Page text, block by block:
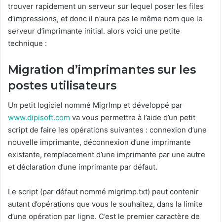
trouver rapidement un serveur sur lequel poser les files
d’impressions, et donc il n’aura pas le même nom que le
serveur d’imprimante initial. alors voici une petite
technique :
Migration d’imprimantes sur les
postes utilisateurs
Un petit logiciel nommé MigrImp et développé par
www.dipisoft.com va vous permettre à l’aide d’un petit
script de faire les opérations suivantes : connexion d’une
nouvelle imprimante, déconnexion d’une imprimante
existante, remplacement d’une imprimante par une autre
et déclaration d’une imprimante par défaut.
Le script (par défaut nommé migrimp.txt) peut contenir
autant d’opérations que vous le souhaitez, dans la limite
d’une opération par ligne. C’est le premier caractère de